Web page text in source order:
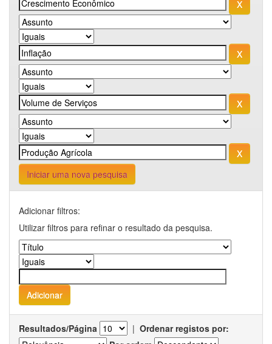
Iniciar uma nova pesquisa
Adicionar filtros:
Utilizar filtros para refinar o resultado da pesquisa.
Resultados/Página | Ordenar registos por: